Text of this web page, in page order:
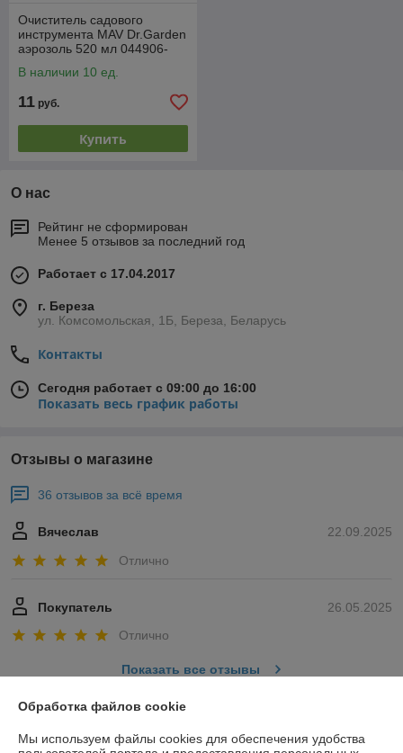
Очиститель садового
инструмента MAV Dr.Garden
аэрозоль 520 мл 044906-
В наличии 10 ед.
11 руб.
Купить
О нас
Рейтинг не сформирован
Менее 5 отзывов за последний год
Работает с 17.04.2017
г. Береза
ул. Комсомольская, 1Б, Береза, Беларусь
Контакты
Сегодня работает с 09:00 до 16:00
Показать весь график работы
Отзывы о магазине
36 отзывов за всё время
22.09.2025
Вячеслав
Отлично
26.05.2025
Покупатель
Отлично
Показать все отзывы
Обработка файлов cookie
Мы используем файлы cookies для обеспечения удобства